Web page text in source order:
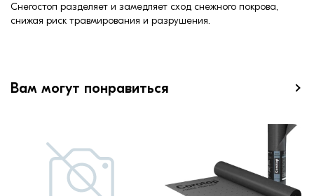
Снегостоп разделяет и замедляет сход снежного покрова,
снижая риск травмирования и разрушения.
Вам могут понравиться